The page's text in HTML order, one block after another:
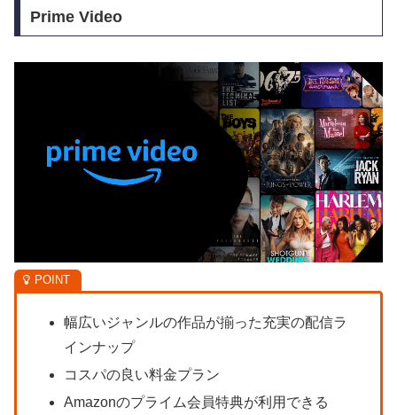
Prime Video
幅広いジャンルの作品が揃った充実の配信ラ
インナップ
コスパの良い料金プラン
Amazonのプライム会員特典が利用できる